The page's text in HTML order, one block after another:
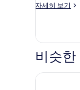
진
보
기
전
망
히
기
진
보
기
자세히 보기
One
자
히
기
비슷한
데비스 플레